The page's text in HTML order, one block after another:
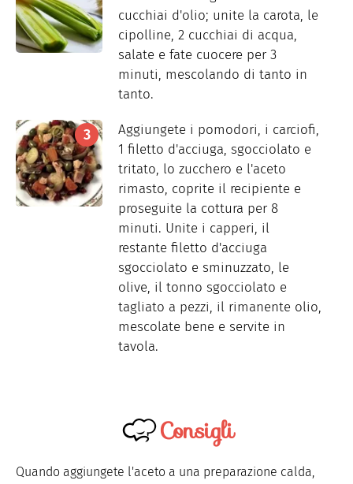
cucchiai d'olio; unite la carota, le
cipolline, 2 cucchiai di acqua,
salate e fate cuocere per 3
minuti, mescolando di tanto in
tanto.
Aggiungete i pomodori, i carciofi,
1 filetto d'acciuga, sgocciolato e
tritato, lo zucchero e l'aceto
rimasto, coprite il recipiente e
proseguite la cottura per 8
minuti. Unite i capperi, il
restante filetto d'acciuga
sgocciolato e sminuzzato, le
olive, il tonno sgocciolato e
tagliato a pezzi, il rimanente olio,
mescolate bene e servite in
tavola.
Consigli
Quando aggiungete l'aceto a una preparazione calda,